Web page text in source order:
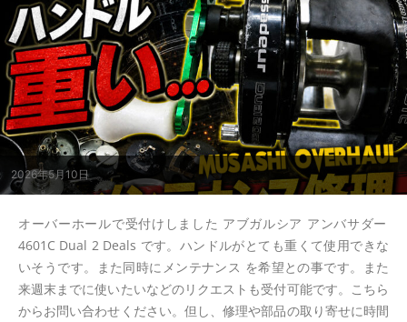
2026年5月10日
オーバーホールで受付けしました アブガルシア アンバサダー
4601C Dual 2 Deals です。ハンドルがとても重くて使用できな
いそうです。また同時にメンテナンス を希望との事です。また
来週末までに使いたいなどのリクエストも受付可能です。こちら
からお問い合わせください。但し、修理や部品の取り寄せに時間